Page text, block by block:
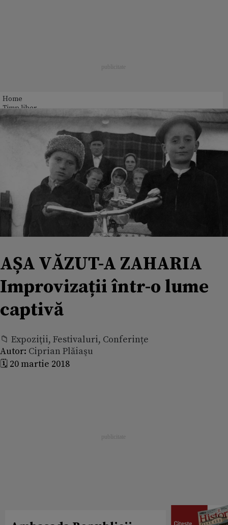
Home
Timp liber
AȘA VĂZUT-A ZAHARIA
Improvizații într-o lume
captivă
📁 Expoziţii, Festivaluri, Conferințe
Autor: Ciprian Plăiaşu
🗓️ 20 martie 2018